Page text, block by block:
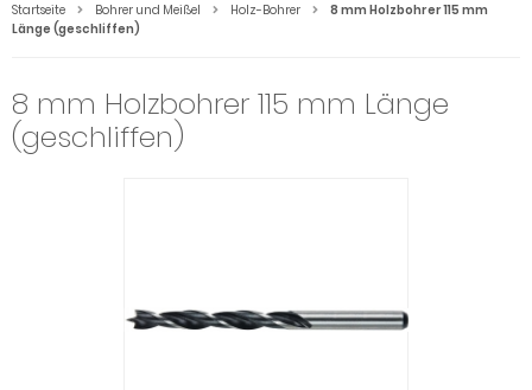
Startseite Bohrer und Meißel Holz-Bohrer
8 mm Holzbohrer 115 mm
Länge (geschliffen)
8 mm Holzbohrer 115 mm Länge
(geschliffen)